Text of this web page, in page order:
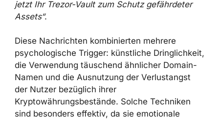
jetzt Ihr Trezor-Vault zum Schutz gefährdeter
Assets“.
Diese Nachrichten kombinierten mehrere
psychologische Trigger: künstliche Dringlichkeit,
die Verwendung täuschend ähnlicher Domain-
Namen und die Ausnutzung der Verlustangst
der Nutzer bezüglich ihrer
Kryptowährungsbestände. Solche Techniken
sind besonders effektiv, da sie emotionale